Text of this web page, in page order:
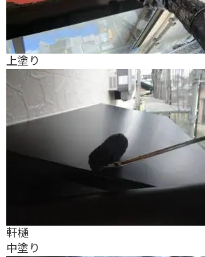
上塗り
軒樋
中塗り